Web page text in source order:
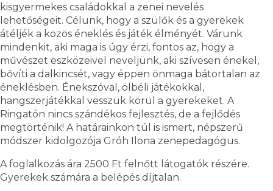
kisgyermekes családokkal a zenei nevelés
lehetőségeit. Célunk, hogy a szülők és a gyerekek
átéljék a közös éneklés és játék élményét. Várunk
mindenkit, aki maga is úgy érzi, fontos az, hogy a
művészet eszközeivel neveljünk, aki szívesen énekel,
bővíti a dalkincsét, vagy éppen önmaga bátortalan az
éneklésben. Énekszóval, ölbéli játékokkal,
hangszerjátékkal vesszük körül a gyerekeket. A
Ringatón nincs szándékos fejlesztés, de a fejlődés
megtörténik! A határainkon túl is ismert, népszerű
módszer kidolgozója Gróh Ilona zenepedagógus.
A foglalkozás ára 2500 Ft felnőtt látogatók részére.
Gyerekek számára a belépés díjtalan.